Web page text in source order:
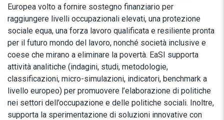
Europea volto a fornire sostegno finanziario per
raggiungere livelli occupazionali elevati, una protezione
sociale equa, una forza lavoro qualificata e resiliente pronta
per il futuro mondo del lavoro, nonché società inclusive e
coese che mirano a eliminare la povertà. EaSI supporta
attività analitiche (indagini, studi, metodologie,
classificazioni, micro-simulazioni, indicatori, benchmark a
livello europeo) per promuovere l’elaborazione di politiche
nei settori dell’occupazione e delle politiche sociali. Inoltre,
supporta la sperimentazione di soluzioni innovative con